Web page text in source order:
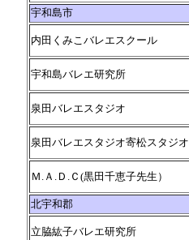
宇和島市
内田くみこバレエスクール
宇和島バレエ研究所
泉田バレエスタジオ
泉田バレエスタジオ寄松スタジオ
Ｍ.Ａ.Ｄ.Ｃ(黒田千恵子先生）
北宇和郡
立脇紘子バレエ研究所